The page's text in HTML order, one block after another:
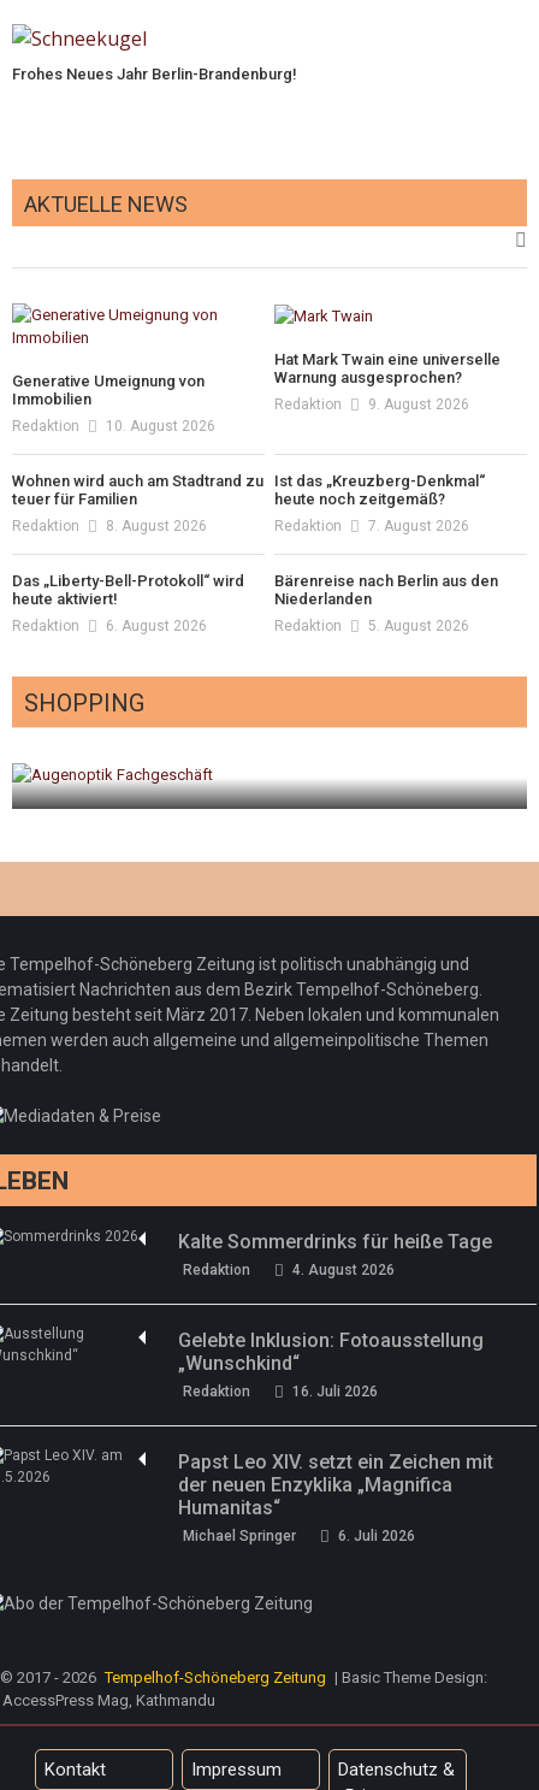
Frohes Neues Jahr Berlin-Brandenburg!
AKTUELLE NEWS
Generative Umeignung von
Immobilien
Redaktion 10. August 2026
Hat Mark Twain eine universelle
Warnung ausgesprochen?
Redaktion 9. August 2026
Wohnen wird auch am Stadtrand zu
teuer für Familien
Redaktion 8. August 2026
Ist das „Kreuzberg-Denkmal“
heute noch zeitgemäß?
Redaktion 7. August 2026
Das „Liberty-Bell-Protokoll“ wird
heute aktiviert!
Redaktion 6. August 2026
Bärenreise nach Berlin aus den
Niederlanden
Redaktion 5. August 2026
SHOPPING
Redaktion 23. Juli 2026
Tempelhof-Schöneberg Zeitung ist politisch unabhängig und
Nachrichten aus dem Bezirk Tempelhof-Schöneberg.
Zeitung besteht seit März 2017. Neben lokalen und kommunalen
werden auch allgemeine und allgemeinpolitische Themen
Kalte Sommerdrinks für heiße Tage
Redaktion 4. August 2026
Gelebte Inklusion: Fotoausstellung
„Wunschkind“
Redaktion 16. Juli 2026
Papst Leo XIV. setzt ein Zeichen mit
der neuen Enzyklika „Magnifica
Humanitas“
Michael Springer 6. Juli 2026
© 2017 - 2026 Tempelhof-Schöneberg Zeitung | Basic Theme Design:
AccessPress Mag, Kathmandu
Kontakt Impressum
Datenschutz &